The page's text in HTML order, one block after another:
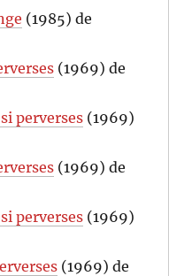
(1985) de
(1969) de
perverses (1969)
(1969) de
perverses (1969)
(1969) de